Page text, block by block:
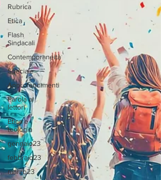
Rubrica
Etica
Flash
Sindacali
Contemporaneità
Speciale
Approfondimenti
Parola ai
lettori
Etica e
teologia
gennaio23
febbraio23
marzo23